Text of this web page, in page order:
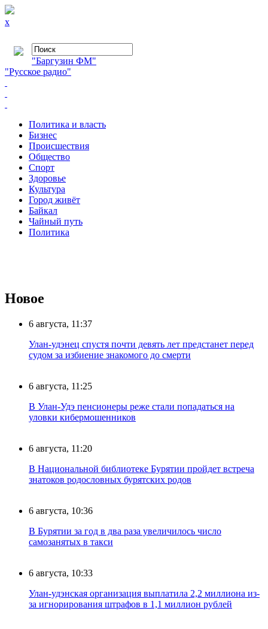
x
"Баргузин ФМ"
"Русское радио"
Политика и власть
Бизнес
Происшествия
Общество
Cпорт
Здоровье
Культура
Город живёт
Байкал
Чайный путь
Политика
Новое
6 августа, 11:37
Улан-удэнец спустя почти девять лет предстанет перед
судом за избиение знакомого до смерти
6 августа, 11:25
В Улан-Удэ пенсионеры реже стали попадаться на
уловки кибермошенников
6 августа, 11:20
В Национальной библиотеке Бурятии пройдет встреча
знатоков родословных бурятских родов
6 августа, 10:36
В Бурятии за год в два раза увеличилось число
самозанятых в такси
6 августа, 10:33
Улан-удэнская организация выплатила 2,2 миллиона из-
за игнорирования штрафов в 1,1 миллион рублей